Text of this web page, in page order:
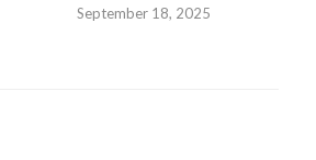
September 18, 2025